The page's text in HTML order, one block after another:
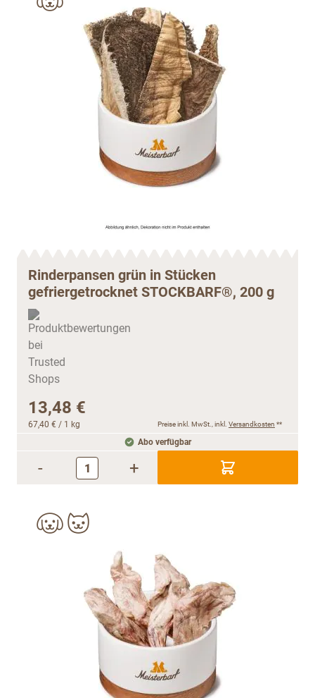
Rinderpansen grün in Stücken
gefriergetrocknet STOCKBARF®, 200 g
13,48 €
67,40 € / 1 kg Preise inkl. MwSt., inkl. Versandkosten **
Abo verfügbar
- +